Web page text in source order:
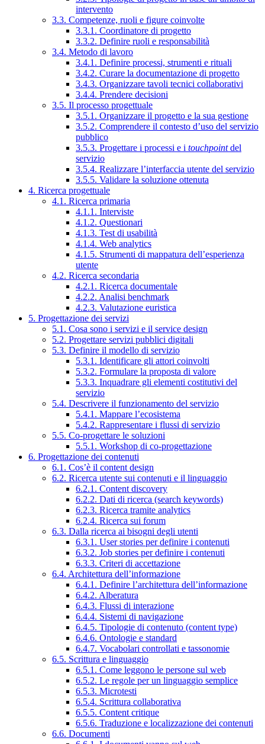
intervento
3.3. Competenze, ruoli e figure coinvolte
3.3.1. Coordinatore di progetto
3.3.2. Definire ruoli e responsabilità
3.4. Metodo di lavoro
3.4.1. Definire processi, strumenti e rituali
3.4.2. Curare la documentazione di progetto
3.4.3. Organizzare tavoli tecnici collaborativi
3.4.4. Prendere decisioni
3.5. Il processo progettuale
3.5.1. Organizzare il progetto e la sua gestione
3.5.2. Comprendere il contesto d’uso del servizio
pubblico
3.5.3. Progettare i processi e i touchpointdel
servizio
3.5.4. Realizzare l’interfaccia utente del servizio
3.5.5. Validare la soluzione ottenuta
4. Ricerca progettuale
4.1. Ricerca primaria
4.1.1. Interviste
4.1.2. Questionari
4.1.3. Test di usabilità
4.1.4. Web analytics
4.1.5. Strumenti di mappatura dell’esperienza
utente
4.2. Ricerca secondaria
4.2.1. Ricerca documentale
4.2.2. Analisi benchmark
4.2.3. Valutazione euristica
5. Progettazione dei servizi
5.1. Cosa sono i servizi e il service design
5.2. Progettare servizi pubblici digitali
5.3. Definire il modello di servizio
5.3.1. Identificare gli attori coinvolti
5.3.2. Formulare la proposta di valore
5.3.3. Inquadrare gli elementi costitutivi del
servizio
5.4. Descrivere il funzionamento del servizio
5.4.1. Mappare l’ecosistema
5.4.2. Rappresentare i flussi di servizio
5.5. Co-progettare le soluzioni
5.5.1. Workshop di co-progettazione
6. Progettazione dei contenuti
6.1. Cos’è il content design
6.2. Ricerca utente sui contenuti e il linguaggio
6.2.1. Content discovery
6.2.2. Dati di ricerca (search keywords)
6.2.3. Ricerca tramite analytics
6.2.4. Ricerca sui forum
6.3. Dalla ricerca ai bisogni degli utenti
6.3.1. User stories per definire i contenuti
6.3.2. Job stories per definire i contenuti
6.3.3. Criteri di accettazione
6.4. Architettura dell’informazione
6.4.1. Definire l’architettura dell’informazione
6.4.2. Alberatura
6.4.3. Flussi di interazione
6.4.4. Sistemi di navigazione
6.4.5. Tipologie di contenuto (content type)
6.4.6. Ontologie e standard
6.4.7. Vocabolari controllati e tassonomie
6.5. Scrittura e linguaggio
6.5.1. Come leggono le persone sul web
6.5.2. Le regole per un linguaggio semplice
6.5.3. Microtesti
6.5.4. Scrittura collaborativa
6.5.5. Content critique
6.5.6. Traduzione e localizzazione dei contenuti
6.6. Documenti